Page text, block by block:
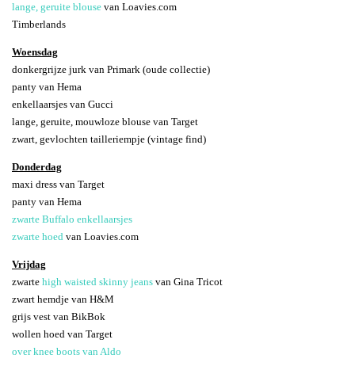
lange, geruite blouse van Loavies.com
Timberlands
Woensdag
donkergrijze jurk van Primark (oude collectie)
panty van Hema
enkellaarsjes van Gucci
lange, geruite, mouwloze blouse van Target
zwart, gevlochten tailleriempje (vintage find)
Donderdag
maxi dress van Target
panty van Hema
zwarte Buffalo enkellaarsjes
zwarte hoed van Loavies.com
Vrijdag
zwarte high waisted skinny jeans van Gina Tricot
zwart hemdje van H&M
grijs vest van BikBok
wollen hoed van Target
over knee boots van Aldo